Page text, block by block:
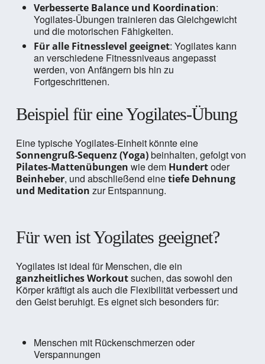
Verbesserte Balance und Koordination:
Yogilates-Übungen trainieren das Gleichgewicht
und die motorischen Fähigkeiten.
Für alle Fitnesslevel geeignet: Yogilates kann
an verschiedene Fitnessniveaus angepasst
werden, von Anfängern bis hin zu
Fortgeschrittenen.
Beispiel für eine Yogilates-Übung
Eine typische Yogilates-Einheit könnte eine
Sonnengruß-Sequenz (Yoga)beinhalten, gefolgt von
Pilates-Mattenübungen wie dem Hundertoder
Beinheber, und abschließend einetiefe Dehnung
und Meditation zur Entspannung.
Für wen ist Yogilates geeignet?
Yogilates ist ideal für Menschen, die ein
ganzheitliches Workoutsuchen, das sowohl den
Körper kräftigt als auch die Flexibilität verbessert und
den Geist beruhigt. Es eignet sich besonders für:
Menschen mit Rückenschmerzen oder
Verspannungen